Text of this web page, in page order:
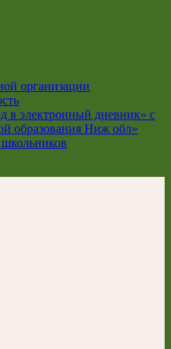
организации
электронный дневник» с
образования Ниж обл»